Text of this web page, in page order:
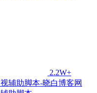
2.2W+